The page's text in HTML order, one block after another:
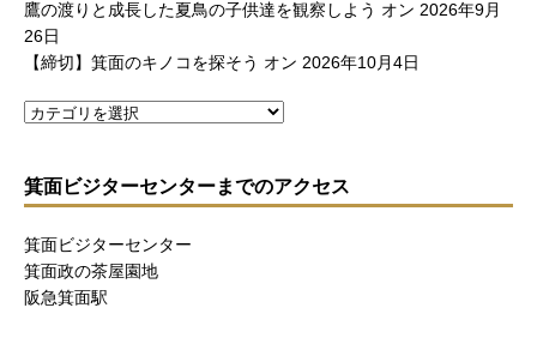
鷹の渡りと成長した夏鳥の子供達を観察しよう オン 2026年9月
26日
【締切】箕面のキノコを探そう オン 2026年10月4日
箕面ビジターセンターまでのアクセス
箕面ビジターセンター
箕面政の茶屋園地
阪急箕面駅